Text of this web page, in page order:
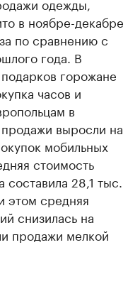
в ноябре-декабре
по сравнению с
года. В
горожане
часов и
в
выросли на
мобильных
стоимость
составила 28,1 тыс.
этом средняя
снизилась на
продажи мелкой